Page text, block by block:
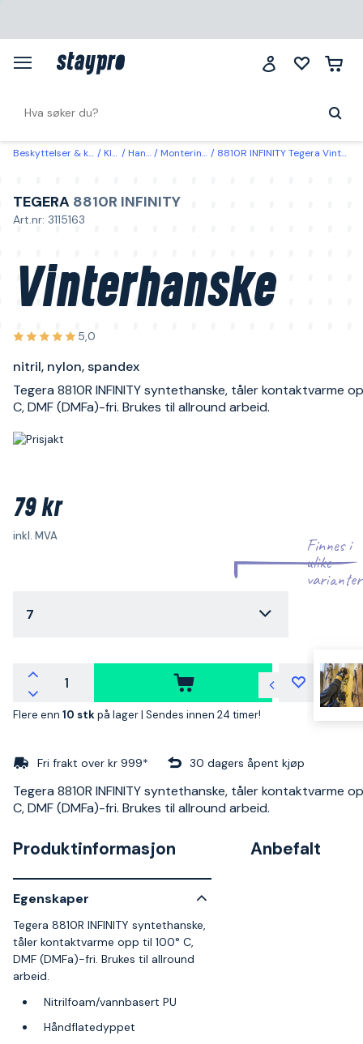
Beskyttelser & klær Klær Hansker Monteringshanske 8810R INFINITY Tegera Vinterhanske nitril, nylon, spandex 7
TEGERA 8810R INFINITY
Art.nr: 3115163
Vinterhanske
5,0
nitril, nylon, spandex
Tegera 8810R INFINITY syntethanske, tåler kontaktvarme
C, DMF (DMFa)-fri. Brukes til allround arbeid.
79 kr
inkl. MVA
Finnes i
ulike
varianter
7
Flere enn 10 stkpå lager | Sendes innen 24 timer!
Fri frakt over kr 999* 30 dagers åpent kjøp
Tegera 8810R INFINITY syntethanske, tåler kontaktvarme
C, DMF (DMFa)-fri. Brukes til allround arbeid.
Produktinformasjon
Egenskaper
Tegera 8810R INFINITY syntethanske,
tåler kontaktvarme opp til 100° C,
DMF (DMFa)-fri. Brukes til allround
arbeid.
Nitrilfoam/vannbasert PU
Håndflatedyppet
Anbefalt